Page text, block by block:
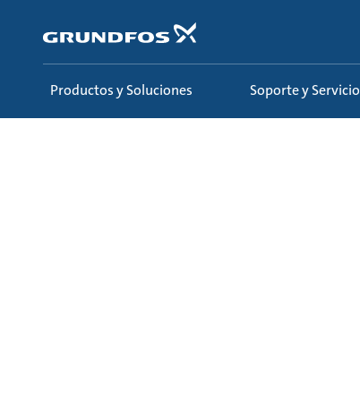
contenido
principal
Productos y Soluciones Soporte y Servicio